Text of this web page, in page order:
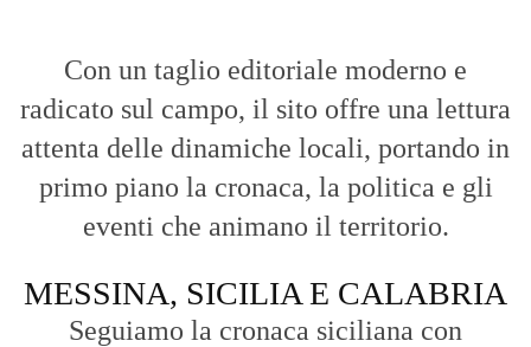
Con un taglio editoriale moderno e
radicato sul campo, il sito offre una lettura
attenta delle dinamiche locali, portando in
primo piano la cronaca, la politica e gli
eventi che animano il territorio.
MESSINA, SICILIA E CALABRIA
Seguiamo la cronaca siciliana con